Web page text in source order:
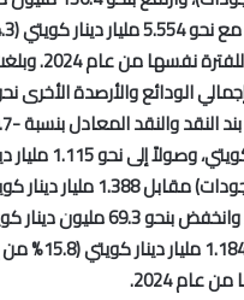
الموجودات)
مقارنة بنحو
عام 2024.